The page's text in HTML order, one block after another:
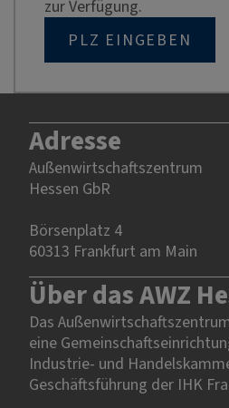
zur Verfügung.
PLZ EINGEBEN
Adresse
Außenwirtschaftszentrum
Hessen GbR
Börsenplatz 4
60313 Frankfurt am Main
Über das AWZ
Das
eine
Industrie- und
Geschäftsführung der IHK